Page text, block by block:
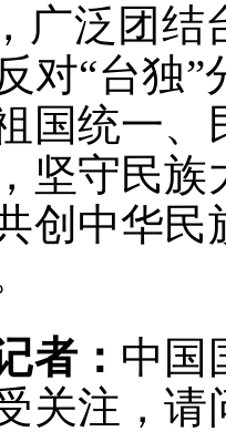
广泛团
对“台独
国统一
坚守民
创中华
者： 中国
关注，